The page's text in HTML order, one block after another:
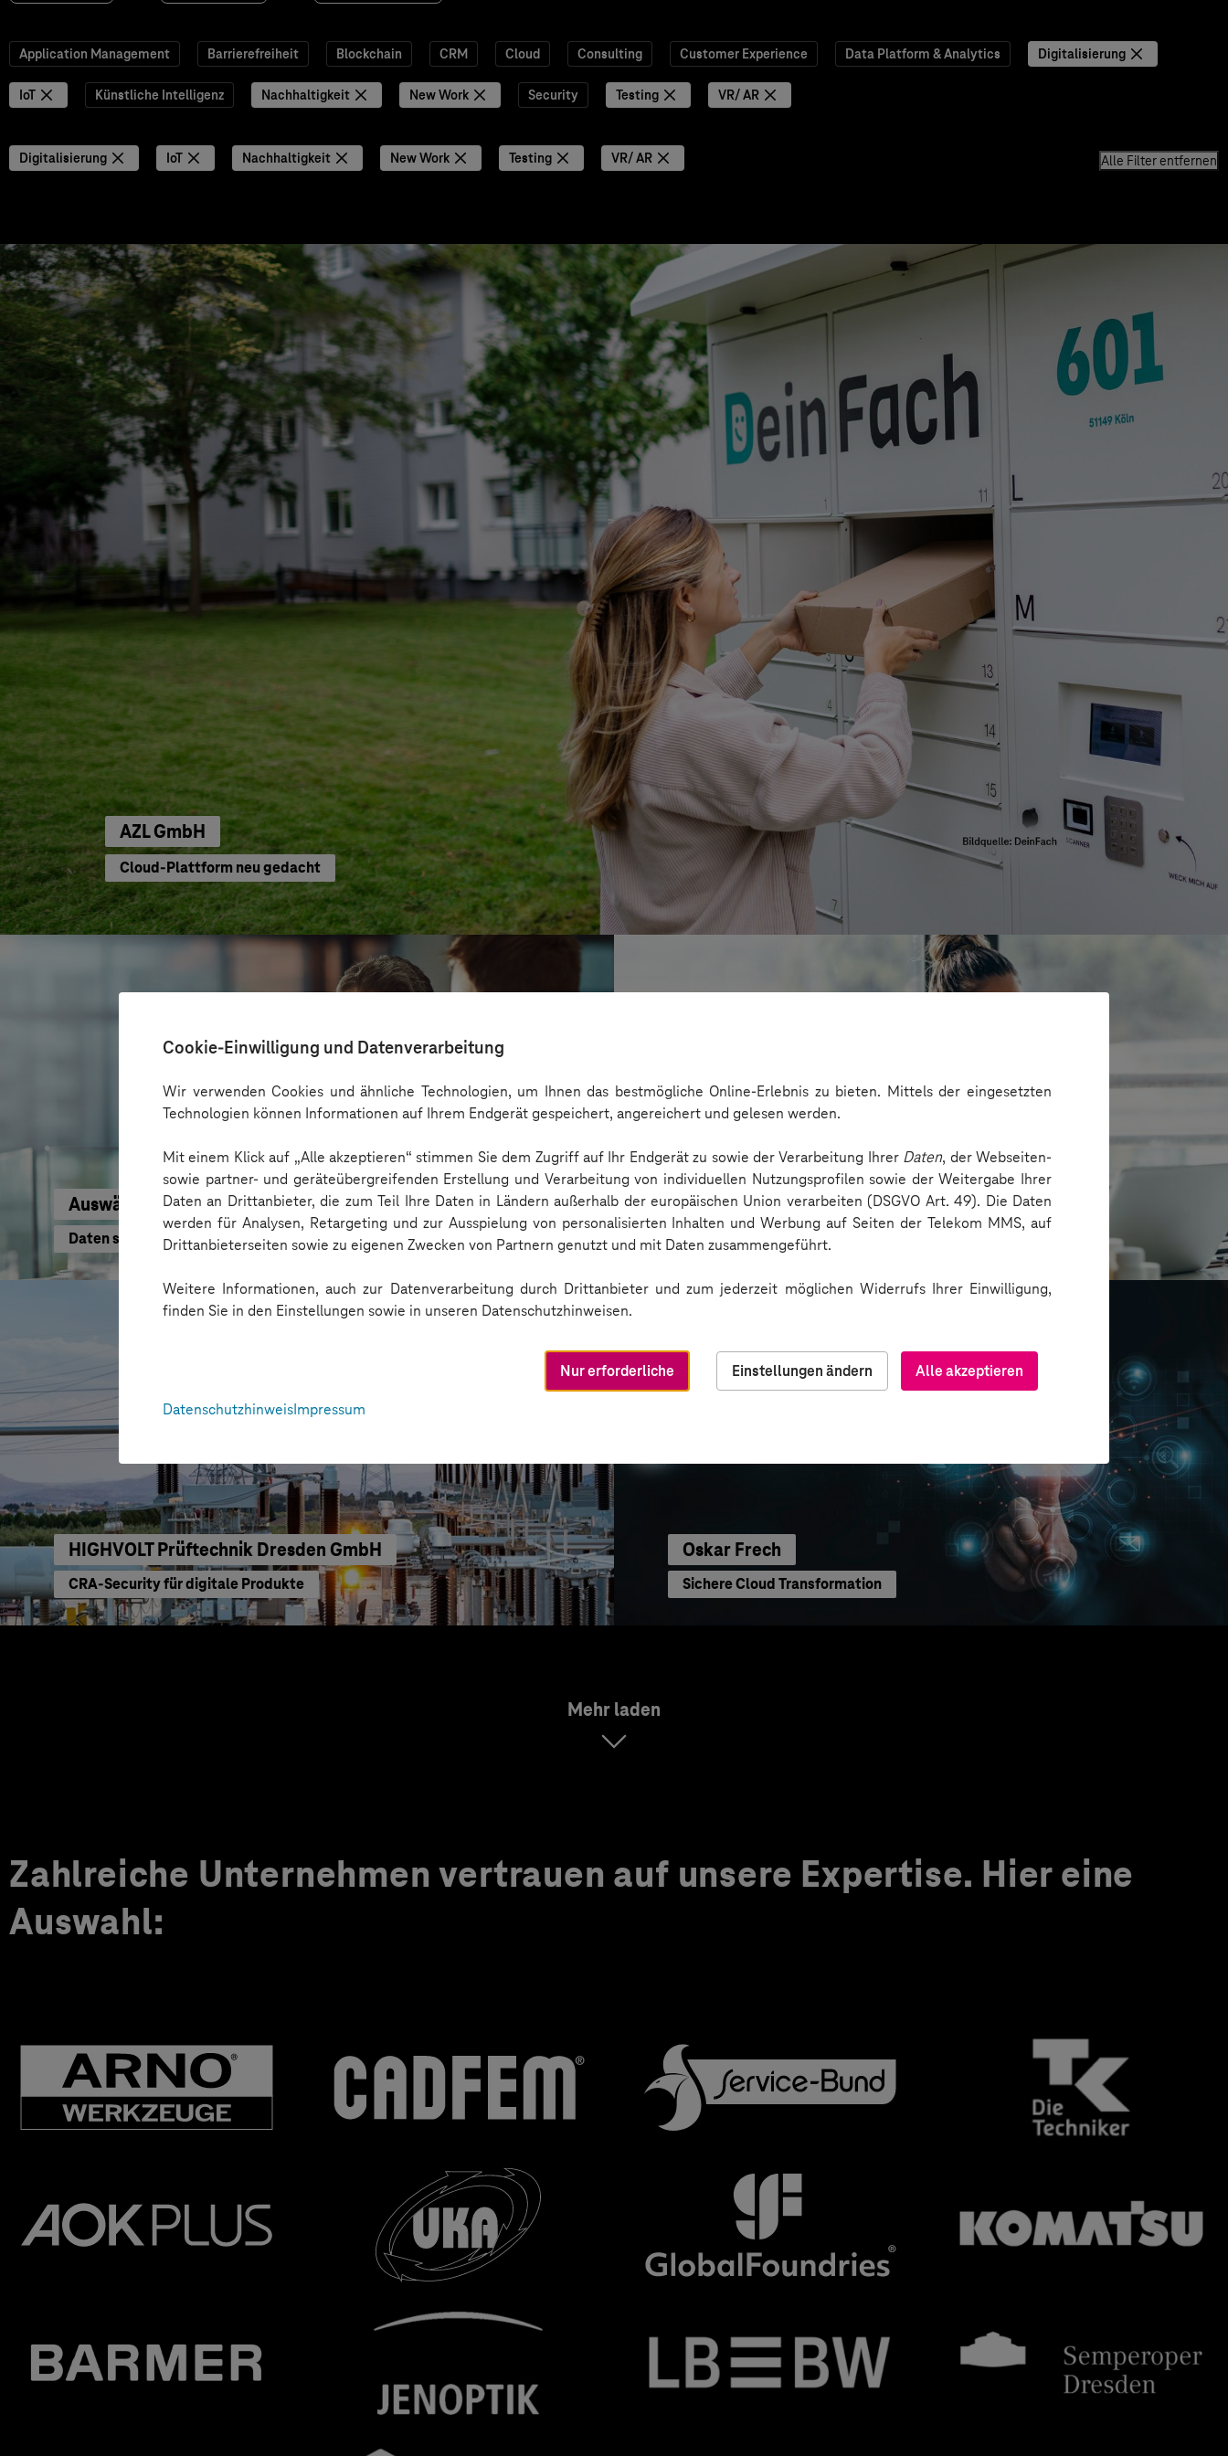
Cookie-Einwilligung und Datenverarbeitung
Wir verwenden Cookies und ähnliche Technologien, um Ihnen das bestmögliche Online-Erlebnis zu bieten. Mittels der eingesetzten
Technologien können Informationen auf Ihrem Endgerät gespeichert, angereichert und gelesen werden.
Mit einem Klick auf „Alle akzeptieren“ stimmen Sie dem Zugriff auf Ihr Endgerät zu sowie der Verarbeitung Ihrer Daten, der Webseiten-
sowie partner- und geräteübergreifenden Erstellung und Verarbeitung von individuellen Nutzungsprofilen sowie der Weitergabe Ihrer
Daten an Drittanbieter, die zum Teil Ihre Daten in Ländern außerhalb der europäischen Union verarbeiten (DSGVO Art. 49). Die Daten
werden für Analysen, Retargeting und zur Ausspielung von personalisierten Inhalten und Werbung auf Seiten der Telekom MMS, auf
Drittanbieterseiten sowie zu eigenen Zwecken von Partnern genutzt und mit Daten zusammengeführt.
Weitere Informationen, auch zur Datenverarbeitung durch Drittanbieter und zum jederzeit möglichen Widerrufs Ihrer Einwilligung,
finden Sie in den Einstellungen sowie in unseren Datenschutzhinweisen.
Alle akzeptieren
Nur erforderliche
Einstellungen ändern
DatenschutzhinweisImpressum
Application Management Barrierefreiheit Blockchain CRM Cloud Consulting Customer Experience Data Platform & Analytics Digitalisierung
IoT Künstliche Intelligenz Nachhaltigkeit New Work Security Testing VR/ AR
Digitalisierung IoT Nachhaltigkeit New Work Testing VR/ AR Alle Filter entfernen
AZL GmbH
Cloud-Plattform neu gedacht
Auswärtiges Amt
Daten schneller nutzen
BARMER
Sichere Kommunikation über Messenger
HIGHVOLT Prüftechnik Dresden GmbH
CRA-Security für digitale Produkte
Oskar Frech
Sichere Cloud Transformation
Mehr laden
Zahlreiche Unternehmen vertrauen auf unsere Expertise. Hier eine
Auswahl: